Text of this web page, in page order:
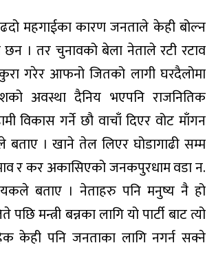
महगाईका कारण जनताले केही बोल्न
। तर चुनावको बेला नेताले रटी रटाव
गरेर आफनो जितको लागी घरदैलोमा
अवस्था दैनिय भएपनि राजनितिक
विकास गर्ने छौ वाचाँ दिएर वोट माँगन
बताए । खाने तेल लिएर घोडागाढी सम्म
र कर अकासिएको जनकपुरधाम वडा न.
बताए । नेताहरु पनि मनुष्य नै हो
मन्त्री बन्नका लागि यो पार्टी बाट त्यो
केही पनि जनताका लागि नगर्न सक्ने